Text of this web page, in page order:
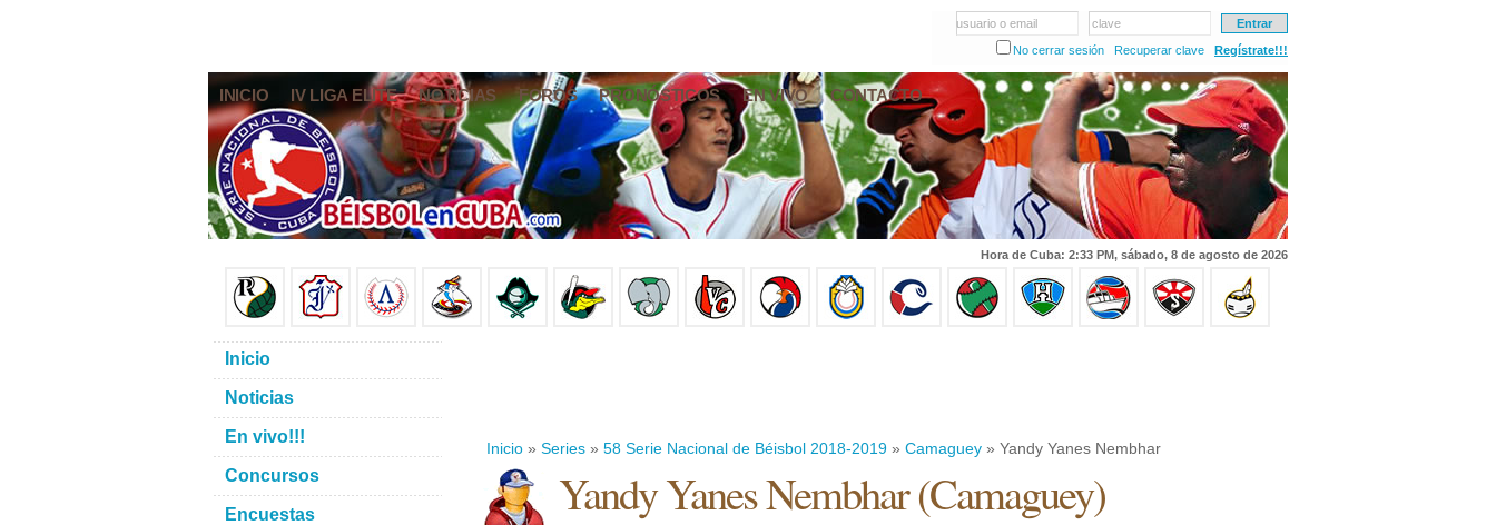
usuario o email
clave
No cerrar sesión
Recuperar clave Regístrate!!!
INICIO IV LIGA ELITE NOTICIAS FOROS PRONÓSTICOS EN VIVO CONTACTO
Hora de Cuba: 2:33 PM, sábado, 8 de agosto de 2026
Inicio » Series » 58 Serie Nacional de Béisbol 2018-2019 » Camaguey » Yandy Yanes Nembhar
Yandy Yanes Nembhar(Camaguey)
Inicio
Noticias
En vivo!!!
Concursos
Encuestas